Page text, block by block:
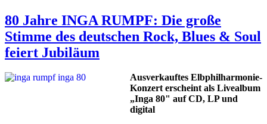
80 Jahre INGA RUMPF: Die große
Stimme des deutschen Rock, Blues & Soul
feiert Jubiläum
Ausverkauftes Elbphilharmonie-
Konzert erscheint als Livealbum
„Inga 80" auf CD, LP und
digital